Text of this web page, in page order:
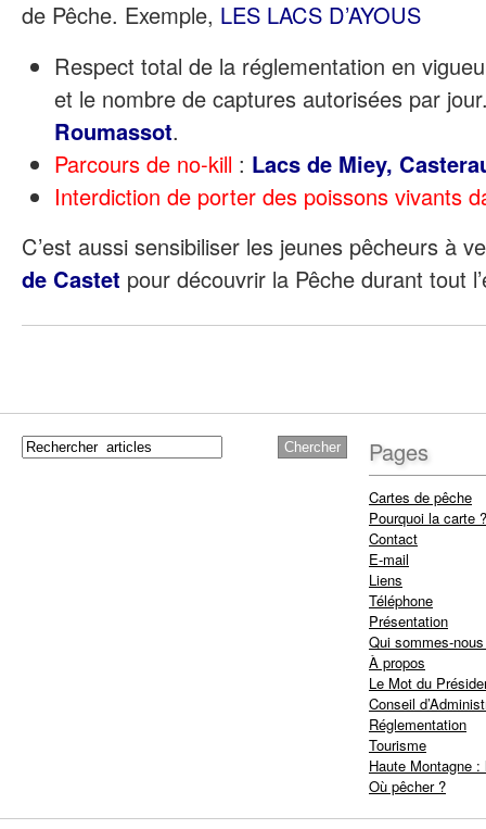
de Pêche. Exemple, LES LACS D’AYOUS
Respect total de la réglementation en
et le nombre de captures autorisées par
Roumassot.
Parcours de no-kill : Lacs de Miey,
Interdiction de porter des poissons vivants
C’est aussi sensibiliser les jeunes pêcheurs à
de Castet pour découvrir la Pêche durant tout
Pages
Cartes de pêche
Pourquoi la carte ?
Contact
E-mail
Liens
Téléphone
Présentation
Qui sommes-
À propos
Le Mot du
Conseil
Réglementation
Tourisme
Haute Montagne :
Où pêcher ?